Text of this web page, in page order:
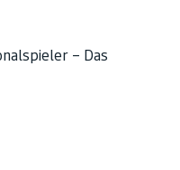
– Das